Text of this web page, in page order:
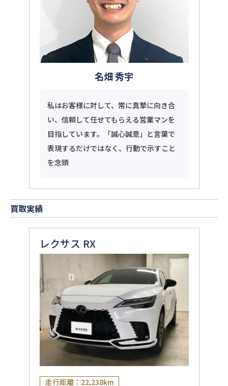
名畑 秀宇
私はお客様に対して、常に真摯に向き合
い、信頼して任せてもらえる営業マンを
目指しています。「誠心誠意」と言葉で
表現するだけではなく、行動で示すこと
を念頭
買取実績
レクサス RX
走行距離：22,238km